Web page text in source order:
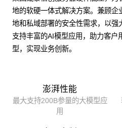
地的软硬一体式解决方案。兼顾企
地和私域部署的安全性需求，以强
支持丰富的AI模型应用，助力客户
型，实现业务创新。
澎湃性能
最大支持200B参量的大模型应
用